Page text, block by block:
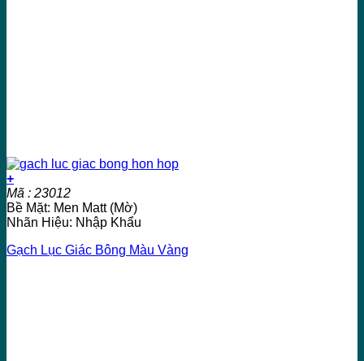
+
Mã : 23012
Bề Mặt: Men Matt (Mờ)
Nhãn Hiệu: Nhập Khẩu
Gạch Lục Giác Bông Màu Vàng